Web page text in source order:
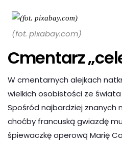
(fot. pixabay.com)
Cmentarz
W cmentarnych alejkach
wielkich osobistości ze
Spośród najbardziej znanych
choćby francuską gwiazdę
śpiewaczkę operową Marię